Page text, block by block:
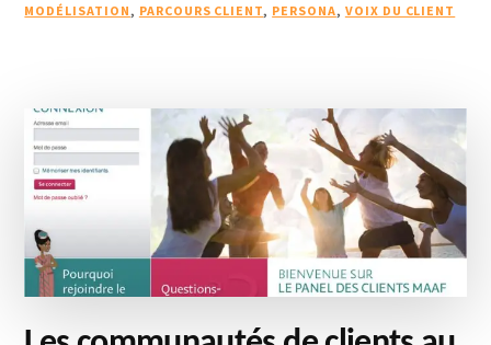
CARTOGRAPHIER
SES
CLIENTS
(2/2)
MODÉLISATION , PARCOURS CLIENT, PERSONA, VOIX DU CLIENT